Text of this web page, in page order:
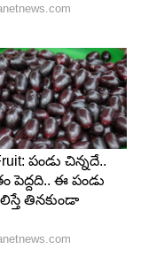
ఆ కాఫీ ఎలా
అని రాజా చేతిలో
రాణి ఆ కాఫీ
ఏంటిది తాత